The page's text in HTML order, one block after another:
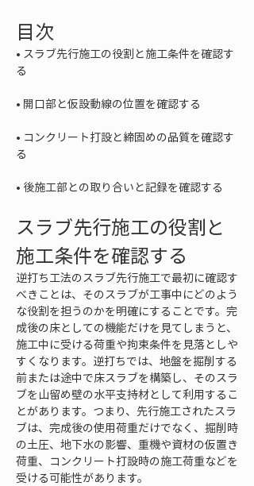
目次
• スラブ先行施工の役割と施工条件を確認す
•
• コンクリート打設と締固めの品質を確認す
• 後施工部との取り合いと記録を確認する
スラブ先行施工の役割と
施工条件を確認する
逆打ち工法のスラブ先行施工で最初に確認す
べきことは、そのスラブが工事中にどのよう
な役割を担うのかを明確にすることです。完
成後の床としての機能だけを見てしまうと、
施工中に受ける荷重や拘束条件を見落としや
すくなります。逆打ちでは、地盤を掘削する
前または途中で床スラブを構築し、そのスラ
ブを山留め壁の水平支持材として利用するこ
とがあります。つまり、先行施工されたスラ
ブは、完成後の使用荷重だけでなく、掘削時
の土圧、地下水の影響、重機や資材の仮置き
荷重、コンクリート打設時の施工荷重などを
受ける可能性があります。